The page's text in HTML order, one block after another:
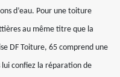
d’eau. Pour une toiture
au même titre que la
DF Toiture, 65 comprend une
lui confiez la réparation de